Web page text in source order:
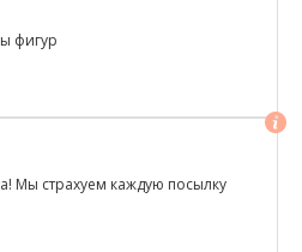
фигур
Мы страхуем каждую посылку